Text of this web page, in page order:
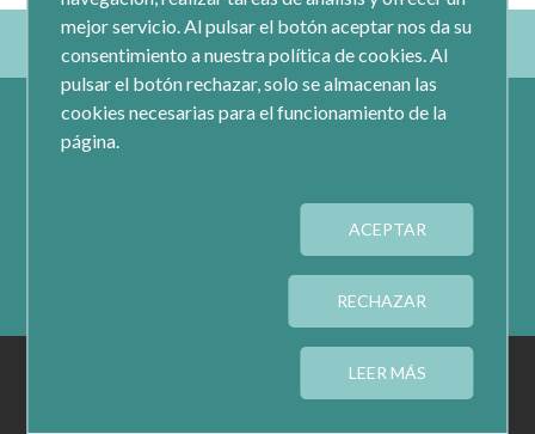
Calle Jacometrezo 15- 5ºM- 28013 Madrid
Tel.: 91 593 04 12
COOKIES
CONFIGURAR COOKIES
mejor servicio. Al pulsar el botón aceptar nos da su
consentimiento a nuestra política de cookies. Al
pulsar el botón rechazar, solo se almacenan las
cookies necesarias para el funcionamiento de la
página.
ACEPTAR
RECHAZAR
LEER MÁS